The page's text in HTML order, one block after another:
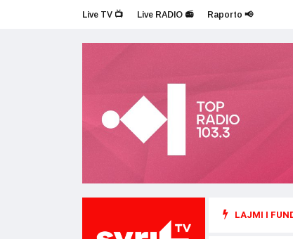
Live TV 📺 Live RADIO 📻 Raporto 📢
LAJMI I